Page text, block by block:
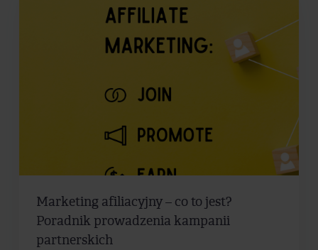
Marketing afiliacyjny – co to jest?
Poradnik prowadzenia kampanii
partnerskich